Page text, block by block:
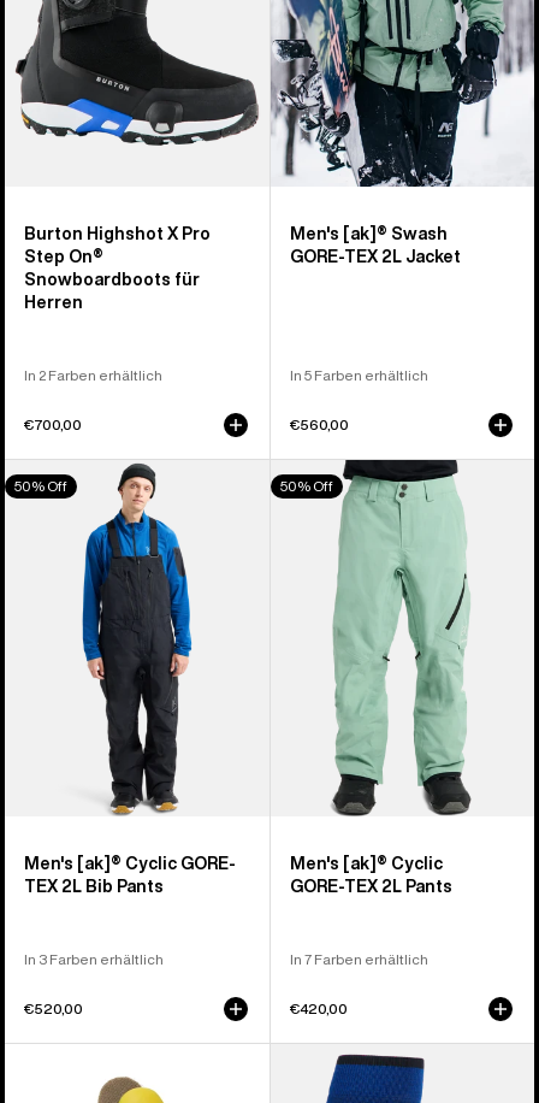
Herren
Burton Highshot X Pro
Step On®
Snowboardboots für
Herren
In 2 Farben erhältlich
€700,00
Jacke
für
Herren
Men's [ak]® Swash
GORE‑TEX 2L Jacket
In 5 Farben erhältlich
€560,00
Burton
[ak]®
Latzhose
50% Off
Men's [ak]® Cyclic GORE-
TEX 2L Bib Pants
In 3 Farben erhältlich
€520,00
Burton
[ak]®
GORE‑TEX
50% Off
Men's [ak]® Cyclic
GORE‑TEX 2L Pants
In 7 Farben erhältlich
€420,00